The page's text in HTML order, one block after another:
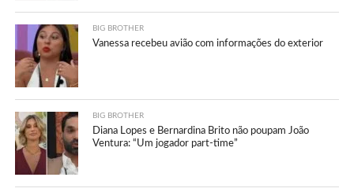
BIG BROTHER
Vanessa recebeu avião com informações do exterior
BIG BROTHER
Diana Lopes e Bernardina Brito não poupam João
Ventura: “Um jogador part-time”